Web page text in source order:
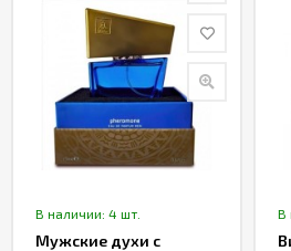
В наличии: 4 шт.
Мужские духи с
В